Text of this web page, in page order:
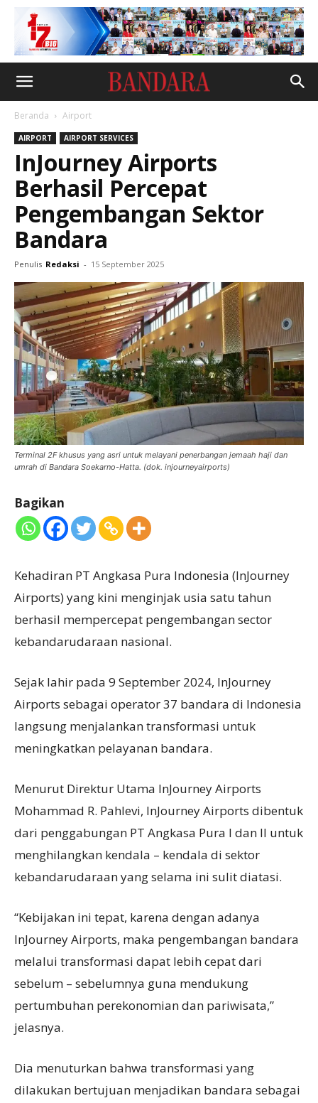
Beranda Airport
AIRPORT AIRPORT SERVICES
InJourney Airports
Berhasil Percepat
Pengembangan Sektor
Bandara
Penulis Redaksi - 15 September 2025
Terminal 2F khusus yang asri untuk melayani penerbangan jemaah haji dan
umrah di Bandara Soekarno-Hatta. (dok. injourneyairports)
Bagikan
Kehadiran PT Angkasa Pura Indonesia (InJourney
Airports) yang kini menginjak usia satu tahun
berhasil mempercepat pengembangan sector
kebandarudaraan nasional.
Sejak lahir pada 9 September 2024, InJourney
Airports sebagai operator 37 bandara di Indonesia
langsung menjalankan transformasi untuk
meningkatkan pelayanan bandara.
Menurut Direktur Utama InJourney Airports
Mohammad R. Pahlevi, InJourney Airports dibentuk
dari penggabungan PT Angkasa Pura I dan II untuk
menghilangkan kendala – kendala di sektor
kebandarudaraan yang selama ini sulit diatasi.
“Kebijakan ini tepat, karena dengan adanya
InJourney Airports, maka pengembangan bandara
melalui transformasi dapat lebih cepat dari
sebelum – sebelumnya guna mendukung
pertumbuhan perekonomian dan pariwisata,”
jelasnya.
Dia menuturkan bahwa transformasi yang
dilakukan bertujuan menjadikan bandara sebagai